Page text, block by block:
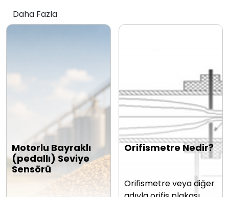
Daha Fazla
Motorlu Bayraklı
(pedallı) Seviye
Sensörü
Orifismetre Nedir?
Orifismetre veya diğer